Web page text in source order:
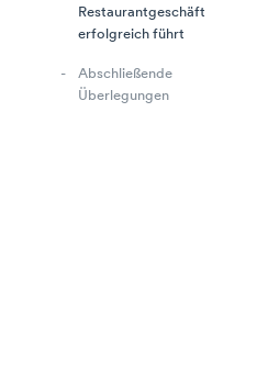
Restaurantgeschäft
erfolgreich führt
Abschließende
Überlegungen